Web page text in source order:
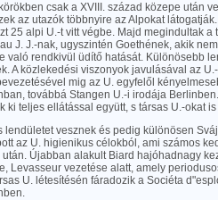
csak a XVIII. század közepe után
az utazók többnyire az Alpokat
25 alpi U.-t vitt végbe. Majd megindultak
J. J.-nak, ugyszintén Goethének, akik
való rendkivül üdítő hatását. Különösebb
A közlekedési viszonyok javulásával az
mig az U. egyfelől
továbbá Stangen U.-i irodája
ki teljes ellátással együtt, s társas U.-okat
lendületet vesznek és pedig különösen
az U. higienikus célokból, ami számos
Újabban alakult Biard hajóhadnagy
Levasseur vezetése alatt, amely
U. létesítésén fáradozik a Sociéta